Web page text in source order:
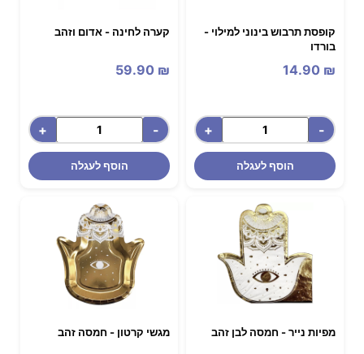
קופסת תרבוש בינוני למילוי -
בורדו
14.90 ₪
-
+
הוסף לעגלה
קערה לחינה - אדום וזהב
59.90 ₪
-
+
הוסף לעגלה
מפיות נייר - חמסה לבן זהב מגשי קרטון - חמסה זהב